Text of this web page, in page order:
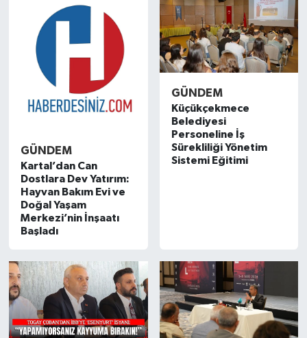
GÜNDEM
Kartal’dan Can
Dostlara Dev Yatırım:
Hayvan Bakım Evi ve
Doğal Yaşam
Merkezi’nin İnşaatı
Başladı
GÜNDEM
Küçükçekmece
Belediyesi
Personeline İş
Sürekliliği Yönetim
Sistemi Eğitimi